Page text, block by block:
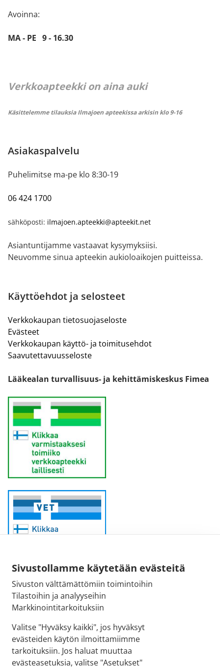
Sivustollamme käytetään evästeitä
Sivuston välttämättömiin toimintoihin
Tilastoihin ja analyyseihin
Markkinointitarkoituksiin
Valitse "Hyväksy kaikki", jos hyväksyt
evästeiden käytön ilmoittamiimme
tarkoituksiin. Jos haluat muuttaa
evästeasetuksia, valitse "Asetukset"
Avoinna:
MA - PE 9 - 16.30
Verkkoapteekki on aina auki
Käsittelemme tilauksia Ilmajoen apteekissa arkisin klo 9-16
Asiakaspalvelu
Puhelimitse ma-pe klo 8:30-19
06 424 1700
sähköposti: ilmajoen.apteekki@apteekit.net
Asiantuntijamme vastaavat kysymyksiisi.
Neuvomme sinua apteekin aukioloaikojen puitteissa.
Käyttöehdot ja selosteet
Verkkokaupan tietosuojaseloste
Evästeet
Verkkokaupan käyttö- ja toimitusehdot
Saavutettavuusseloste
Lääkealan turvallisuus- ja kehittämiskeskus Fimea
Sähköpostiosoite:
kirjaamo@fimea.fi
Fimean vaihde:
029 522 3341